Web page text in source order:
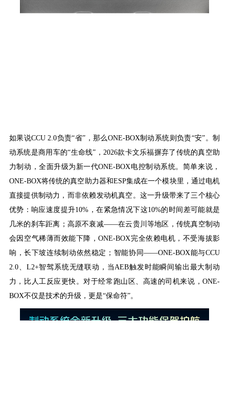
如果说CCU 2.0负责“省”，那么ONE-BOX制动系统则负责“安”。制
动系统是商用车的“生命线”，2026款卡文乐福摒弃了传统的真空助
力制动，全面升级为新一代ONE-BOX电控制动系统。简单来说，
ONE-BOX将传统的真空助力器和ESP集成在一个模块里，通过电机
直接提供制动力，而非依赖发动机真空。这一升级带来了三个核心
优势：响应速度提升10% ，在紧急情况下这10%的时间差可能就是
几米的刹车距离；高原不衰减——在云贵川等地区，传统真空制动
会因空气稀薄而效能下降，ONE-BOX完全依赖电机，不受海拔影
响，长下坡连续制动依然稳定；智能协同——ONE-BOX能与CCU
2.0、L2+智驾系统无缝联动，当AEB触发时能瞬间输出最大制动
力，比人工反应更快。对于经常跑山区、高速的司机来说，ONE-
BOX不仅是技术的升级，更是“保命符”。